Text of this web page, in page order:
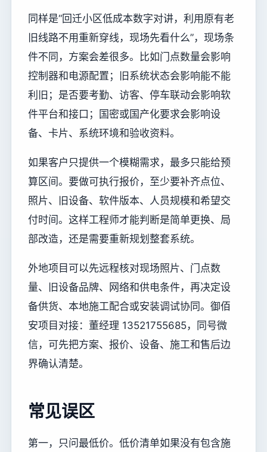
同样是“回迁小区低成本数字对讲，利用原有老
旧线路不用重新穿线，现场先看什么”，现场条
件不同，方案会差很多。比如门点数量会影响
控制器和电源配置；旧系统状态会影响能不能
利旧；是否要考勤、访客、停车联动会影响软
件平台和接口；国密或国产化要求会影响设
备、卡片、系统环境和验收资料。
如果客户只提供一个模糊需求，最多只能给预
算区间。要做可执行报价，至少要补齐点位、
照片、旧设备、软件版本、人员规模和希望交
付时间。这样工程师才能判断是简单更换、局
部改造，还是需要重新规划整套系统。
外地项目可以先远程核对现场照片、门点数
量、旧设备品牌、网络和供电条件，再决定设
备供货、本地施工配合或安装调试协同。御佰
安项目对接：董经理 13521755685，同号微
信，可先把方案、报价、设备、施工和售后边
界确认清楚。
常见误区
第一，只问最低价。低价清单如果没有包含施